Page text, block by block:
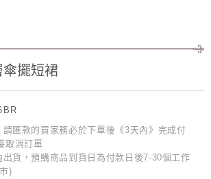
傘擺短裙
請匯款的買家務必於下單後《3天內》完成付
取消訂單
出貨，預購商品到貨日為付款日後7-30個工作
)